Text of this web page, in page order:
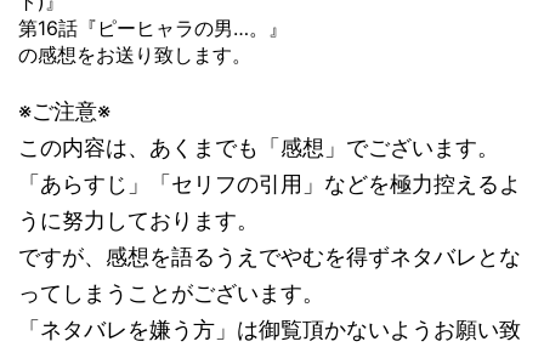
第16話『ピーヒャラの男…。』
の感想をお送り致します。
※ご注意※
この内容は、あくまでも「感想」でございます。
「あらすじ」「セリフの引用」などを極力控えるよ
うに努力しております。
ですが、感想を語るうえでやむを得ずネタバレとな
ってしまうことがございます。
「ネタバレを嫌う方」は御覧頂かないようお願い致